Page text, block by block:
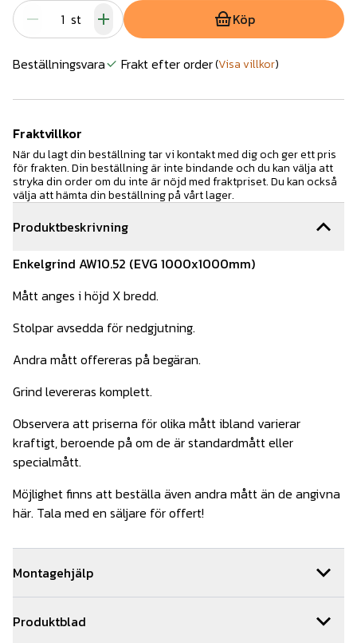
Produktbeskrivning
Enkelgrind AW10.52 (EVG 1000x1000mm)
Mått anges i höjd X bredd.
Stolpar avsedda för nedgjutning.
Andra mått offereras på begäran.
Grind levereras komplett.
Observera att priserna för olika mått ibland varierar
kraftigt, beroende på om de är standardmått eller
specialmått.
Möjlighet finns att beställa även andra mått än de angivna
här. Tala med en säljare för offert!
Montagehjälp
vi dig gärna. Vi har ett team med kunniga montörer som är
Produktblad
st Köp
Beställningsvara Frakt efter order(Visa villkor)
Fraktvillkor
När du lagt din beställning tar vi kontakt med dig och ger ett pris
för frakten. Din beställning är inte bindande och du kan välja att
stryka din order om du inte är nöjd med fraktpriset. Du kan också
välja att hämta din beställning på vårt lager.